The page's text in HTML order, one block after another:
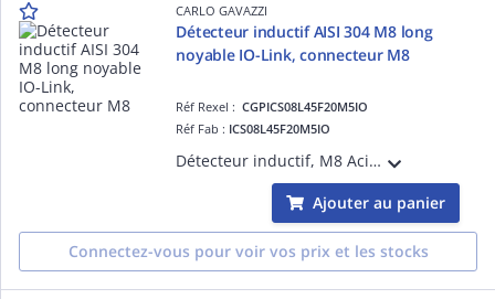
CARLO GAVAZZI
Détecteur inductif AISI 304 M8 long
noyable IO-Link, connecteur M8
Réf Rexel :CGPICS08L45F20M5IO
Réf Fab : ICS08L45F20M5IO
Détecteur inductif, M8 Acier inoxydable, connecteur M8, Sn 2mm, Montage encastré, Corps long, NPN/PNP/Push-pull, NO/NC, 10-30Vcc, Courant de sortie max 100mA, Fréquence de commutation max 2kHz, température -25 °C - +80 °C, IP67 IO-Link
Ajouter au panier
Connectez-vous pour voir vos prix et les stocks